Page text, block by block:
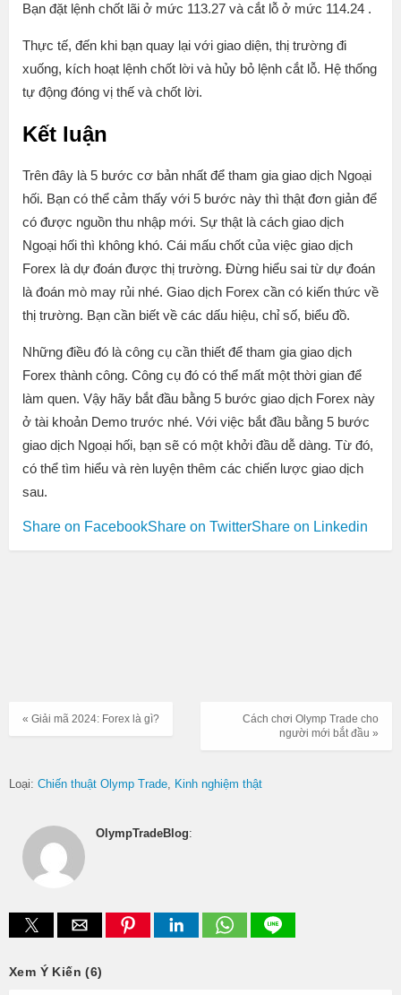
Bạn đặt lệnh chốt lãi ở mức 113.27 và cắt lỗ ở mức 114.24 .
Thực tế, đến khi bạn quay lại với giao diện, thị trường đi
xuống, kích hoạt lệnh chốt lời và hủy bỏ lệnh cắt lỗ. Hệ thống
tự động đóng vị thế và chốt lời.
Kết luận
Trên đây là 5 bước cơ bản nhất để tham gia giao dịch Ngoại
hối. Bạn có thể cảm thấy với 5 bước này thì thật đơn giản để
có được nguồn thu nhập mới. Sự thật là cách giao dịch
Ngoại hối thì không khó. Cái mấu chốt của việc giao dịch
Forex là dự đoán được thị trường. Đừng hiểu sai từ dự đoán
là đoán mò may rủi nhé. Giao dịch Forex cần có kiến thức về
thị trường. Bạn cần biết về các dấu hiệu, chỉ số, biểu đồ.
Những điều đó là công cụ cần thiết để tham gia giao dịch
Forex thành công. Công cụ đó có thể mất một thời gian để
làm quen. Vậy hãy bắt đầu bằng 5 bước giao dịch Forex này
ở tài khoản Demo trước nhé. Với việc bắt đầu bằng 5 bước
giao dịch Ngoại hối, bạn sẽ có một khởi đầu dễ dàng. Từ đó,
có thể tìm hiểu và rèn luyện thêm các chiến lược giao dịch
sau.
Share on FacebookShare on TwitterShare on Linkedin
Cách chơi Olymp Trade cho
người mới bắt đầu »
« Giải mã 2024: Forex là gì?
Loại: Chiến thuật Olymp Trade Kinh nghiệm thật
OlympTradeBlog:
Xem Ý Kiến (6)